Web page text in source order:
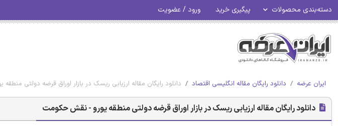
دسته‌بندی محصولات پیگیری خرید ورود / عضویت
ایران عرضه دانلود رایگان مقاله انگلیسی اقتصاد دانلود رایگان مقاله ارزیابی ریسک در بازار اوراق قرضه دولتی
دانلود رایگان مقاله ارزیابی ریسک در بازار اوراق قرضه دولتی منطقه یورو - نقش حکومت